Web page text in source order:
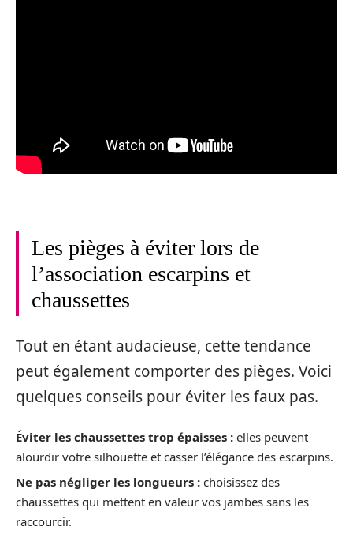
Les pièges à éviter lors de
l’association escarpins et
chaussettes
Tout en étant audacieuse, cette tendance
peut également comporter des pièges. Voici
quelques conseils pour éviter les faux pas.
Éviter les chaussettes trop épaisses : elles peuvent
alourdir votre silhouette et casser l’élégance des escarpins.
Ne pas négliger les longueurs : choisissez des
chaussettes qui mettent en valeur vos jambes sans les
raccourcir.